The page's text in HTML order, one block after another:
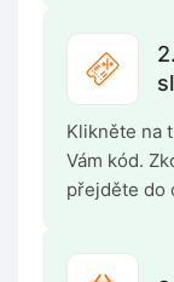
Klikněte na
Vám kód.
přejděte do